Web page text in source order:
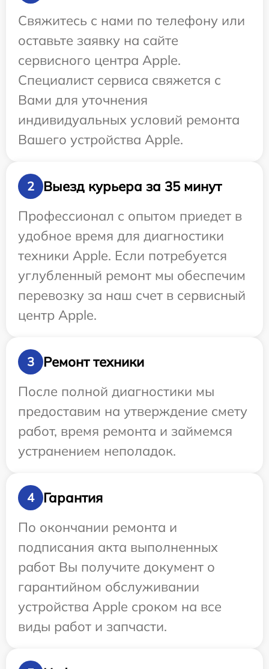
Свяжитесь с нами по телефону или
оставьте заявку на сайте
сервисного центра Apple.
Специалист сервиса свяжется с
Вами для уточнения
индивидуальных условий ремонта
Вашего устройства Apple.
2
Выезд курьера за 35 минут
Профессионал с опытом приедет в
удобное время для диагностики
техники Apple. Если потребуется
углубленный ремонт мы обеспечим
перевозку за наш счет в сервисный
центр Apple.
3
Ремонт техники
После полной диагностики мы
предоставим на утверждение смету
работ, время ремонта и займемся
устранением неполадок.
4
Гарантия
По окончании ремонта и
подписания акта выполненных
работ Вы получите документ о
гарантийном обслуживании
устройства Apple сроком на все
виды работ и запчасти.